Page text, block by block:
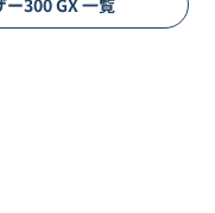
ー300GX一覧